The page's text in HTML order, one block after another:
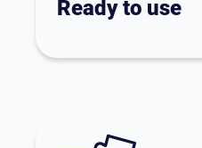
Ready to use